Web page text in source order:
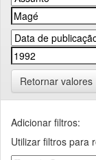
Retornar valores
Adicionar filtros:
Utilizar filtros para